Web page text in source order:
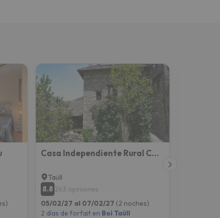
Casa Independiente Rural Ca de Corral
Taüll
8.8 263 opiniones
05/02/27 al 07/02/27 (2 noches)
2 días de forfait en Boí Taüll